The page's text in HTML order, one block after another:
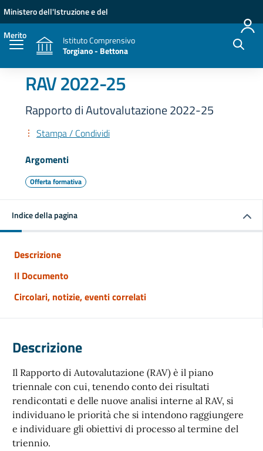
Vai ai contenuti
Vai al menu di navigazione
Vai al footer
Ministero dell'Istruzione e del
Merito
Istituto Comprensivo
Torgiano - Bettona
RAV 2022-25
Rapporto di Autovalutazione 2022-25
Stampa / Condividi
Argomenti
Offerta formativa
Indice della pagina
Descrizione
Il Documento
Circolari, notizie, eventi correlati
Descrizione
Il Rapporto di Autovalutazione (RAV) è il piano
triennale con cui, tenendo conto dei risultati
rendicontati e delle nuove analisi interne al RAV, si
individuano le priorità che si intendono raggiungere
e individuare gli obiettivi di processo al termine del
triennio.